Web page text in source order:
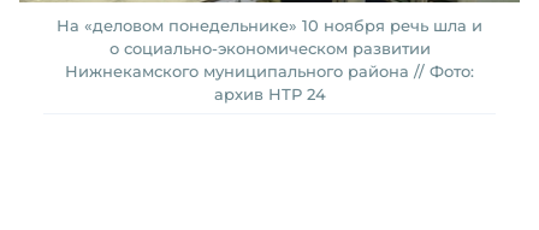
На «деловом понедельнике» 10 ноября речь шла и
о социально-экономическом развитии
Нижнекамского муниципального района // Фото:
архив НТР 24